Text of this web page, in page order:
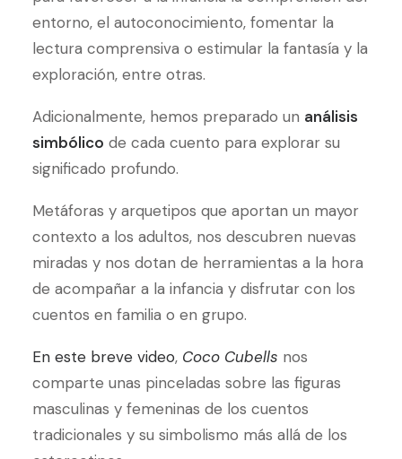
entorno, el autoconocimiento, fomentar la
lectura comprensiva o estimular la fantasía y la
exploración, entre otras.
Adicionalmente, hemos preparado un análisis
simbólico de cada cuento para explorar su
significado profundo.
Metáforas y arquetipos que aportan un mayor
contexto a los adultos, nos descubren nuevas
miradas y nos dotan de herramientas a la hora
de acompañar a la infancia y disfrutar con los
cuentos en familia o en grupo.
En este breve video, Coco Cubells nos
comparte unas pinceladas sobre las figuras
masculinas y femeninas de los cuentos
tradicionales y su simbolismo más allá de los